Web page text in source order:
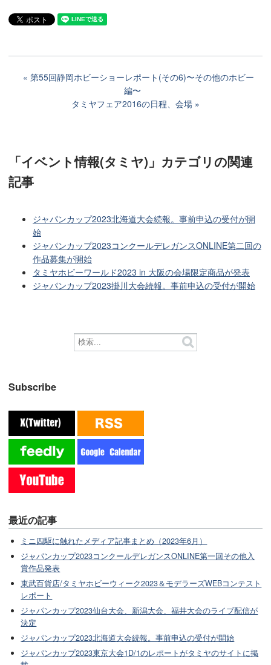
第55回静岡ホビーショーレポート(その6)〜その他のホビー
編〜
タミヤフェア2016の日程、会場
「イベント情報(タミヤ)」カテゴリの関連
記事
ジャパンカップ2023北海道大会続報。事前申込の受付が開
始
ジャパンカップ2023コンクールデレガンスONLINE第二回の
作品募集が開始
タミヤホビーワールド2023 in 大阪の会場限定商品が発表
ジャパンカップ2023掛川大会続報。事前申込の受付が開始
Subscribe
最近の記事
ミニ四駆に触れたメディア記事まとめ（2023年6月）
ジャパンカップ2023コンクールデレガンスONLINE第一回その他入
賞作品発表
東武百貨店/タミヤホビーウィーク2023＆モデラーズWEBコンテスト
レポート
ジャパンカップ2023仙台大会、新潟大会、福井大会のライブ配信が
決定
ジャパンカップ2023北海道大会続報。事前申込の受付が開始
ジャパンカップ2023東京大会1D/1のレポートがタミヤのサイトに掲